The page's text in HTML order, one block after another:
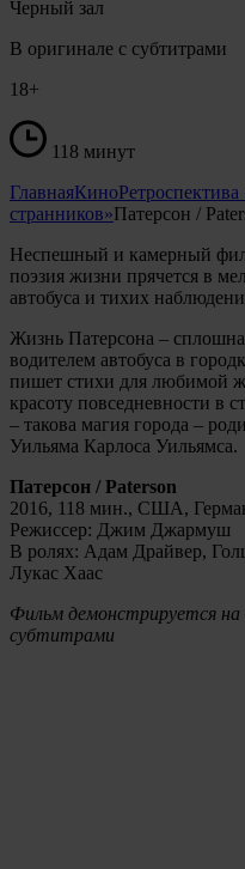
Черный зал
В оригинале с субтитрами
18+
118 минут
ГлавнаяКино
странников»Патерсон /
Неспешный и камерный
поэзия жизни прячется в
автобуса и тихих
Жизнь Патерсона –
водителем автобуса в
пишет стихи для любимой
красоту повседневности в
– такова магия города –
Уильяма Карлоса Уильямса.
Патерсон / Paterson
2016, 118 мин., США,
Режиссер: Джим Джармуш
В ролях: Адам Драйвер,
Лукас Хаас
Фильм демонстрируется на
субтитрами